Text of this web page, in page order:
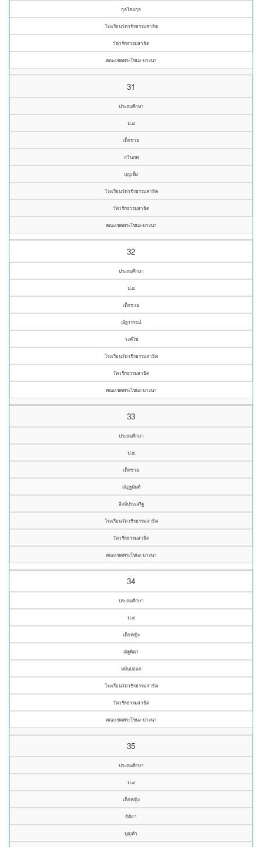
กุลไชยกุล
โรงเรียนวัดวชิรธรรมสาธิต
วัดวชิรธรรมสาธิต
คณะเขตพระโขนง-บางนา
31
ประถมศึกษา
ป.๔
เด็กชาย
กวินภพ
บุญเพ็ง
โรงเรียนวัดวชิรธรรมสาธิต
วัดวชิรธรรมสาธิต
คณะเขตพระโขนง-บางนา
32
ประถมศึกษา
ป.๔
เด็กชาย
ณัฐวรรธน์
วงศ์ไข่
โรงเรียนวัดวชิรธรรมสาธิต
วัดวชิรธรรมสาธิต
คณะเขตพระโขนง-บางนา
33
ประถมศึกษา
ป.๔
เด็กชาย
ณัฏฐนันท์
สิงห์ประเสริฐ
โรงเรียนวัดวชิรธรรมสาธิต
วัดวชิรธรรมสาธิต
คณะเขตพระโขนง-บางนา
34
ประถมศึกษา
ป.๔
เด็กหญิง
ณัฐทิตา
หมั่นบ่อแก
โรงเรียนวัดวชิรธรรมสาธิต
วัดวชิรธรรมสาธิต
คณะเขตพระโขนง-บางนา
35
ประถมศึกษา
ป.๔
เด็กหญิง
ธิติยา
บุญคำ